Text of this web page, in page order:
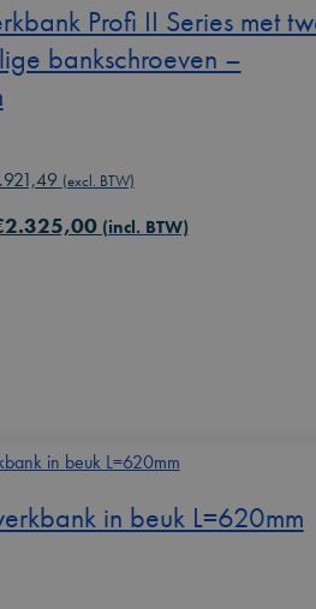
Profi II Series met
bankschroeven –
Huidige
is:
(excl. BTW)
2.325,00 (incl. BTW)
in beuk L=620mm